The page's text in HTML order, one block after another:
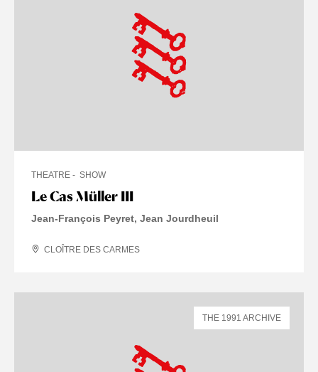
Le Cas Müller III
THEATRE SHOW
Jean-François Peyret, Jean Jourdheuil
CLOÎTRE DES CARMES
THE 1991 ARCHIVE